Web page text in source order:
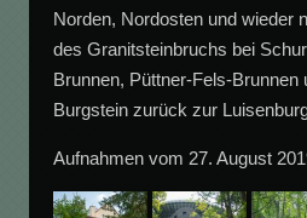
Norden, Nordosten und wieder
des Granitsteinbruchs bei
Brunnen, Püttner-Fels-Brunnen
Burgstein zurück zur
Aufnahmen vom 27. August